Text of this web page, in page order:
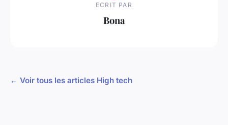
ECRIT PAR
Bona
← Voir tous les articles High tech